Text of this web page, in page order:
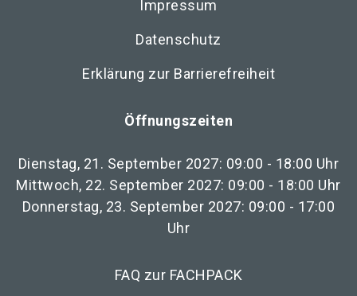
Impressum
Datenschutz
Erklärung zur Barrierefreiheit
Öffnungszeiten
Dienstag, 21. September 2027: 09:00 - 18:00 Uhr
Mittwoch, 22. September 2027: 09:00 - 18:00 Uhr
Donnerstag, 23. September 2027: 09:00 - 17:00
Uhr
FAQ zur FACHPACK